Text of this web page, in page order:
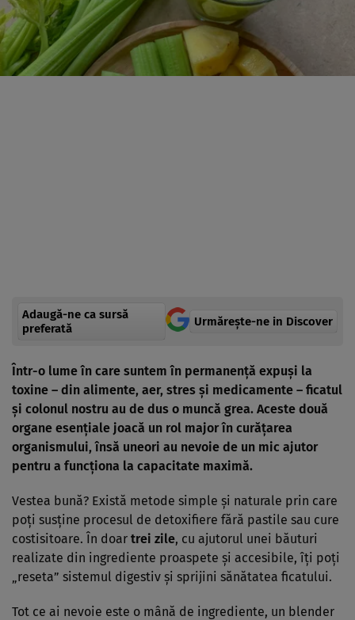
Adaugă-ne ca sursă
preferată
Urmărește-ne in Discover
Într-o lume în care suntem în permanență expuși la
toxine – din alimente, aer, stres și medicamente – ficatul
și colonul nostru au de dus o muncă grea. Aceste două
organe esențiale joacă un rol major în curățarea
organismului, însă uneori au nevoie de un mic ajutor
pentru a funcționa la capacitate maximă.
Vestea bună? Există metode simple și naturale prin care
poți susține procesul de detoxifiere fără pastile sau cure
costisitoare. În doar trei zile, cu ajutorul unei băuturi
realizate din ingrediente proaspete și accesibile, îți poți
„reseta” sistemul digestiv și sprijini sănătatea ficatului.
Tot ce ai nevoie este o mână de ingrediente, un blender